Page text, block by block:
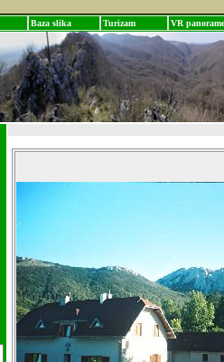
Baza slika Turizam VR panorame